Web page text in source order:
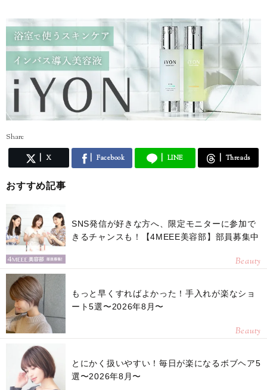
Share
X Facebook LINE Threads
おすすめ記事
SNS発信が好きな方へ、限定モニターに参加で
きるチャンスも！【4MEEE美容部】部員募集中
Beauty
もっと早くすればよかった！手入れが楽なショ
ート5選〜2026年8月〜
Beauty
とにかく扱いやすい！毎日が楽になるボブヘア5
選〜2026年8月〜